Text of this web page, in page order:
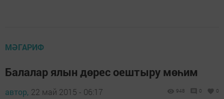
МӘГАРИФ
Балалар ялын дөрес оештыру мөһим
автор, 22 май 2015 - 06:17 948 0 0